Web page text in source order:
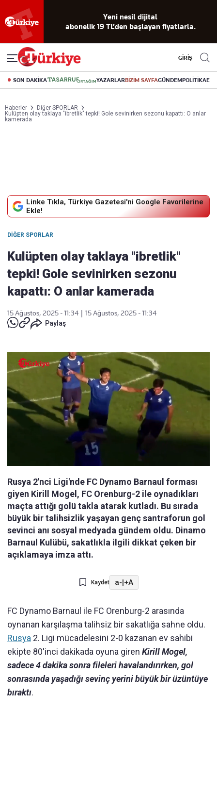
Yeni nesil dijital
abonelik 19 TL’den başlayan fiyatlarla.
GİRİŞ
SON DAKİKA YAZARLARBİZİM SAYFAGÜNDEMPOLİTİKA
Haberler
Diğer SPORLAR
Kulüpten olay taklaya "ibretlik" tepki! Gole sevinirken sezonu kapattı: O anlar
kamerada
Linke Tıkla, Türkiye Gazetesi'ni Google Favorilerine
Ekle!
DIĞER SPORLAR
Kulüpten olay taklaya "ibretlik"
tepki! Gole sevinirken sezonu
kapattı: O anlar kamerada
15 Ağustos, 2025 - 11:34
15 Ağustos, 2025 - 11:34
Paylaş
Rusya 2'nci Ligi'nde FC Dynamo Barnaul forması
giyen Kirill Mogel, FC Orenburg-2 ile oynadıkları
maçta attığı golü takla atarak kutladı. Bu sırada
büyük bir talihsizlik yaşayan genç santraforun gol
sevinci anı sosyal medyada gündem oldu. Dinamo
Barnaul Kulübü, sakatlıkla ilgili dikkat çeken bir
açıklamaya imza attı.
Kaydet a-|+A
FC Dynamo Barnaul ile FC Orenburg-2 arasında
oynanan karşılaşma talihsiz bir sakatlığa sahne oldu.
Rusya 2. Ligi mücadelesini 2-0 kazanan ev sahibi
ekipte 80'inci dakikada oyuna giren Kirill Mogel,
sadece 4 dakika sonra fileleri havalandırırken, gol
sonrasında yaşadığı sevinç yerini büyük bir üzüntüye
bıraktı.